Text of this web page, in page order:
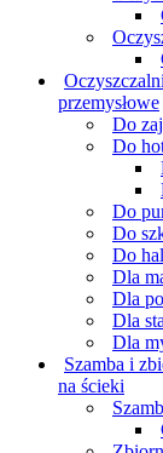
przemysłowe
Do
Do
Do
Do
Do
Dla
Dla
Dla
Dla
Szamba i
na ścieki